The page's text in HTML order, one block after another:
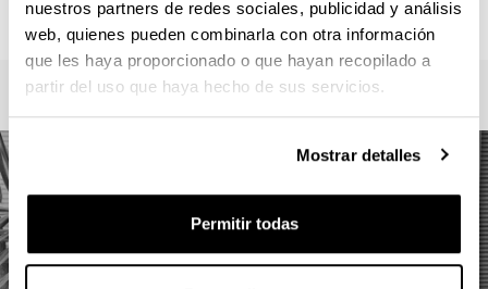
nuestros partners de redes sociales, publicidad y análisis
web, quienes pueden combinarla con otra información
que les haya proporcionado o que hayan recopilado a
partir del uso que haya hecho de sus servicios.
Mostrar detalles
Permitir todas
943 018085 / 946 013 151